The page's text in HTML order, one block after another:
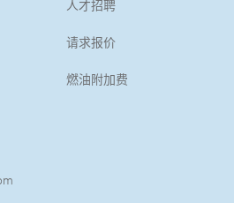
人才招聘
请求报价
燃油附加费